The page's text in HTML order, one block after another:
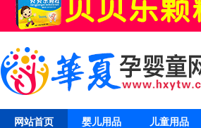
网站首页 婴儿用品 儿童用品